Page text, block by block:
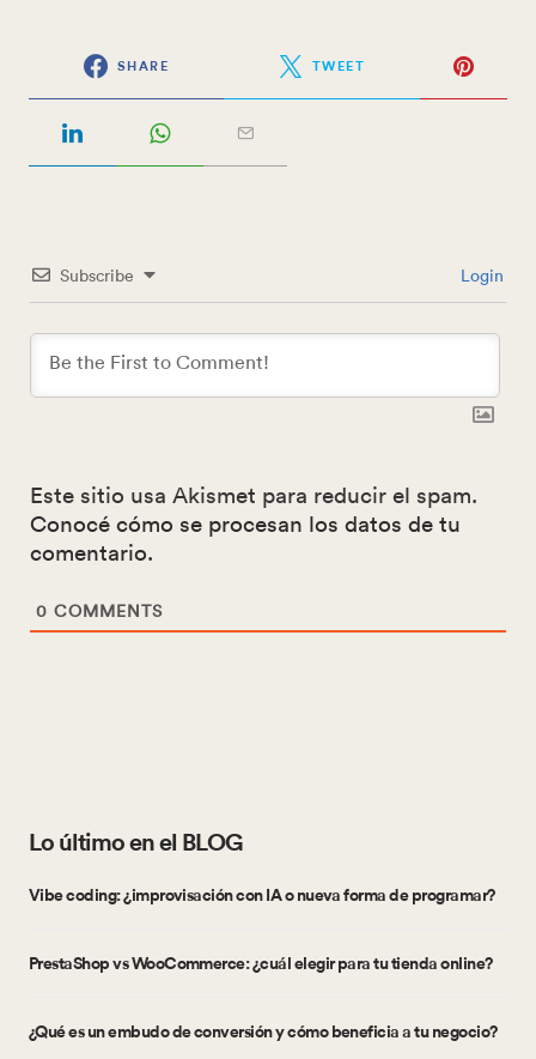
SHARE TWEET
Subscribe Login
Este sitio usa Akismet para reducir el spam.
Conocé cómo se procesan los datos de tu
comentario.
0 COMMENTS
Lo último en el BLOG
Vibe coding: ¿improvisación con IA o nueva forma de programar?
PrestaShop vs WooCommerce: ¿cuál elegir para tu tienda online?
¿Qué es un embudo de conversión y cómo beneficia a tu negocio?